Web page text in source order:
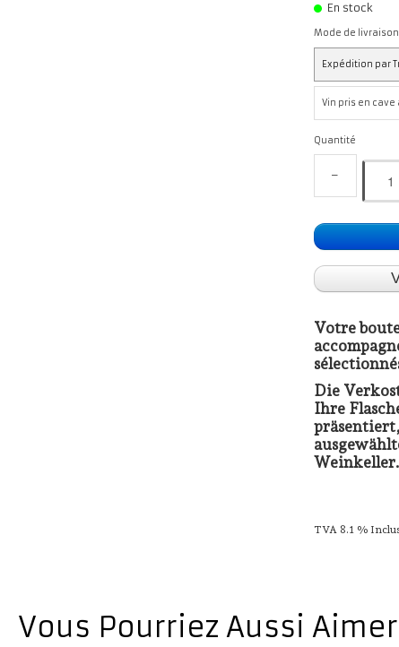
En stock
Mode de livraison
Expédition par
Vin pris en cave
Quantité
−
Votre
Die
Ihre
Weinkeller.
TVA 8.1 %
Vous Pourriez Aussi